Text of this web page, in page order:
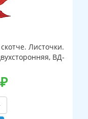
Листочки.
ВД-
₽